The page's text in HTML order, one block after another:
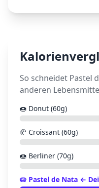
So schneidet Pastel
anderen
🍩 Donut (60g)
🥐 Croissant (60g)
🍩 Berliner (70g)
🥧 Pastel de Nata ←